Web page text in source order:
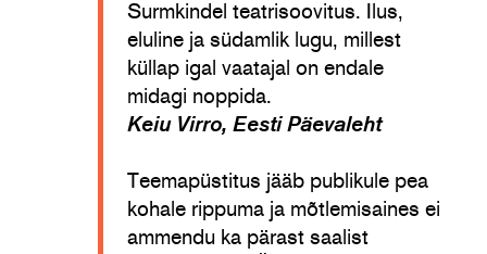
Surmkindel teatrisoovitus. Ilus,
eluline ja südamlik lugu, millest
küllap igal vaatajal on endale
midagi noppida.
Keiu Virro, Eesti Päevaleht
Teemapüstitus jääb publikule pea
kohale rippuma ja mõtlemisaines ei
ammendu ka pärast saalist